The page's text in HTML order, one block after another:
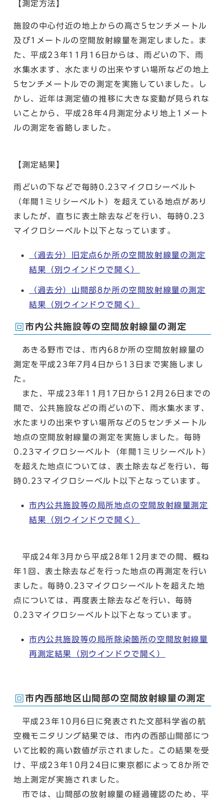
【測定方法】
施設の中心付近の地上からの高さ5センチメートル
及び1メートルの空間放射線量を測定しました。ま
た、平成23年11月16日からは、雨どいの下、雨
水集水ます、水たまりの出来やすい場所などの地上
5センチメートルでの測定を実施していました。し
かし、近年は測定値の推移に大きな変動が見られな
いことから、平成28年4月測定分より地上1メート
ルの測定を省略しました。
【測定結果】
雨どいの下などで毎時0.23マイクロシーベルト
（年間1ミリシーベルト）を超えている地点があり
ましたが、直ちに表土除去などを行い、毎時0.23
マイクロシーベルト以下となっています。
（過去分）旧定点6か所の空間放射線量の測定
結果 （別ウインドウで開く）
（過去分）山間部8か所の空間放射線量の測定
結果 （別ウインドウで開く）
市内公共施設等の空間放射線量の測定
あきる野市では、市内68か所の空間放射線量の
測定を平成23年7月4日から13日まで実施しまし
た。
また、平成23年11月17日から12月26日までの
間で、公共施設などの雨どいの下、雨水集水ます、
水たまりの出来やすい場所などの5センチメートル
地点の空間放射線量の測定を実施しました。毎時
0.23マイクロシーベルト（年間1ミリシーベルト）
を超えた地点については、表土除去などを行い、毎
時0.23マイクロシーベルト以下となっています。
市内公共施設等の局所地点の空間放射線量測定
結果 （別ウインドウで開く）
平成24年3月から平成28年12月までの間、概ね
年1回、表土除去などを行った地点の再測定を行い
ました。毎時0.23マイクロシーベルトを超えた地
点については、再度表土除去などを行い、毎時
0.23マイクロシーベルト以下となっています。
市内公共施設等の局所除染箇所の空間放射線量
再測定結果
（別ウインドウで開く）
市内西部地区山間部の空間放射線量の測定
平成23年10月6日に発表された文部科学省の航
空機モニタリング結果では、市内の西部山間部につ
いて比較的高い数値が示されました。この結果を受
け、平成23年10月24日に東京都によって8か所で
地上測定が実施されました。
市では、山間部の放射線量の経過確認のため、平